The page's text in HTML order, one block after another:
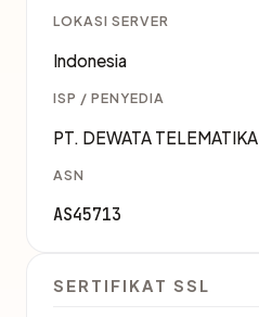
LOKASI SERVER
Indonesia
ISP / PENYEDIA
PT. DEWATA TELEMATIKA
ASN
AS45713
SERTIFIKAT SSL